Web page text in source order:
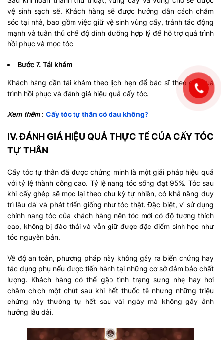
vệ sinh sạch sẽ. Khách hàng sẽ được hướng dẫn cách chăm
sóc tại nhà, bao gồm việc giữ vệ sinh vùng cấy, tránh tác động
mạnh và tuân thủ chế độ dinh dưỡng hợp lý để hỗ trợ quá trình
hồi phục và mọc tóc. ​
Bước 7. Tái khám
Khách hàng cần tái khám theo lịch hẹn để bác sĩ theo dõi quá
trình hồi phục và đánh giá hiệu quả cấy tóc.
Xem thêm: Cấy tóc tự thân có đau không?
IV. ĐÁNH GIÁ HIỆU QUẢ THỰC TẾ CỦA CẤY TÓC
TỰ THÂN
Cấy tóc tự thân đã được chứng minh là một giải pháp hiệu quả
với tỷ lệ thành công cao. Tỷ lệ nang tóc sống đạt 95%. Tóc sau
khi cấy ghép sẽ mọc lại theo chu kỳ tự nhiên, có khả năng duy
trì lâu dài và phát triển giống như tóc thật. Đặc biệt, vì sử dụng
chính nang tóc của khách hàng nên tóc mới có độ tương thích
cao, không bị đào thải và vẫn giữ được đặc điểm sinh học như
tóc nguyên bản.
Về độ an toàn, phương pháp này không gây ra biến chứng hay
tác dụng phụ nếu được tiến hành tại những cơ sở đảm bảo chất
lượng. Khách hàng có thể gặp tình trạng sưng nhẹ hay hơi
châm chích một chút sau khi hết thuốc tê nhưng những triệu
chứng này thường tự hết sau vài ngày mà không gây ảnh
hưởng lâu dài.